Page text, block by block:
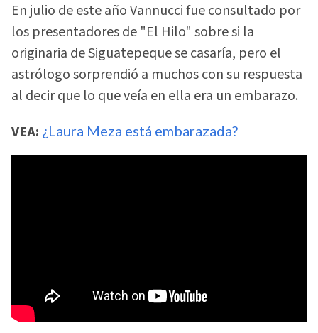
En julio de este año Vannucci fue consultado por
los presentadores de "El Hilo" sobre si la
originaria de Siguatepeque se casaría, pero el
astrólogo sorprendió a muchos con su respuesta
al decir que lo que veía en ella era un embarazo.
VEA: ¿Laura Meza está embarazada?